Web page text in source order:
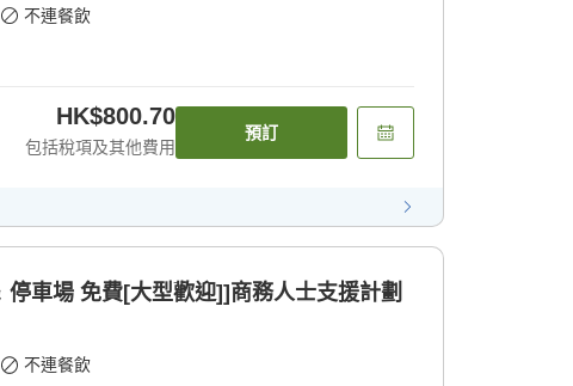
不連餐飲
HK$800.70
包括稅項及其他費用
預訂
停車場 免費[大型歡迎]]商務人士支援計劃
不連餐飲